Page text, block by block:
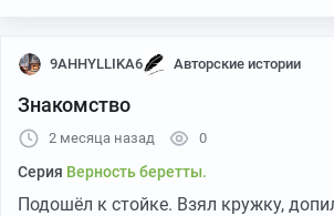
9AHHYLLIKA6 Авторские истории
Знакомство
2 месяца назад 0
Серия Верность беретты.
Подошёл к стойке. Взял кружку,